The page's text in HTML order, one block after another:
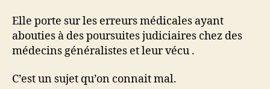
Elle porte sur les erreurs médicales ayant
abouties à des poursuites judiciaires chez des
médecins généralistes et leur vécu .
C’est un sujet qu’on connait mal.